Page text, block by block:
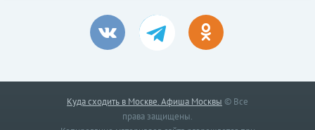
Куда сходить в Москве. Афиша Москвы © Все
права защищены.